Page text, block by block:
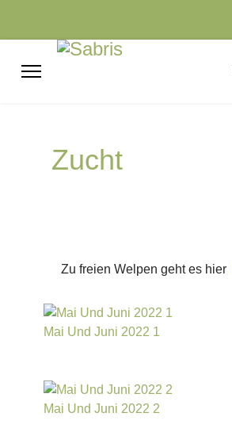
Zucht
Zu freien Welpen geht es hier
Mai Und Juni 2022 1
Mai Und Juni 2022 2